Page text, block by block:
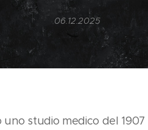
06.12.2025
studio medico del 1907